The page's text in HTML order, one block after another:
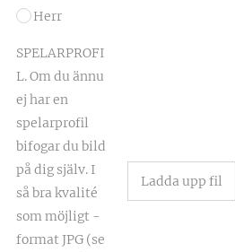
Herr
SPELARPROFI
L. Om du ännu
ej har en
spelarprofil
bifogar du bild
på dig själv. I
så bra kvalité
som möjligt -
format JPG (se
Ladda upp fil